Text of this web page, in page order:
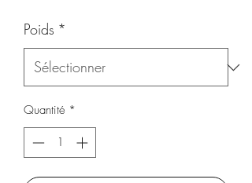
Poids *
Quantité *